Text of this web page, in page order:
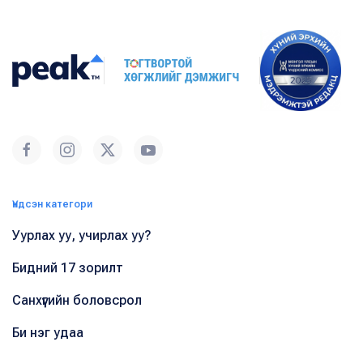
Үндсэн категори
Уурлах уу, учирлах уу?
Бидний 17 зорилт
Санхүүгийн боловсрол
Би нэг удаа